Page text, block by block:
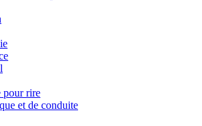
pour rire
et de conduite